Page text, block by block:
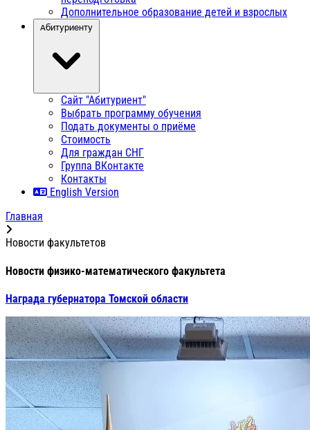
Дополнительное образование детей и взрослых
Абитуриенту
Сайт "Абитуриент"
Выбрать программу обучения
Подать документы о приёме
Стоимость
Для граждан СНГ
Группа ВКонтакте
Контакты
English Version
Главная
Новости факультетов
Новости физико-математического факультета
Награда губернатора Томской области